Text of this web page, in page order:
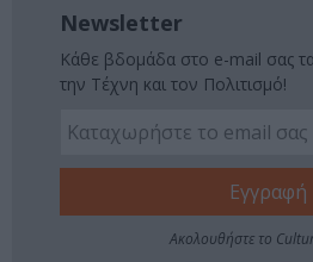
Newsletter
Κάθε βδομάδα στο e-mail σας τα
την Τέχνη και τον Πολιτισμό!
Ακολουθήστε το